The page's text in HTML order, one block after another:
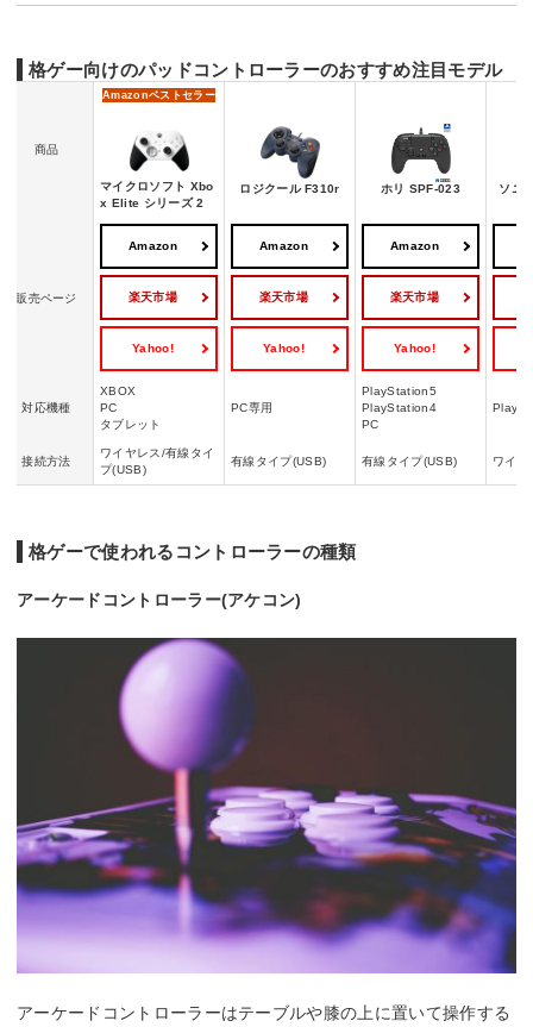
格ゲー向けのパッドコントローラーのおすすめ注目モデル
商品
Amazonベストセラー
マイクロソフト Xbo
x Elite シリーズ 2
ロジクール F310r ホリ SPF-023 ソニ
販売ページ
Amazon
楽天市場
Yahoo!
Amazon
楽天市場
Yahoo!
Amazon
楽天市場
Yahoo!
対応機種
XBOX
PC
タブレット
PC専用
PlayStation5
PlayStation4
PC
接続方法
ワイヤレス/有線タイ
プ(USB)
有線タイプ(USB) 有線タイプ(USB) ワイヤ
格ゲーで使われるコントローラーの種類
アーケードコントローラー(アケコン)
アーケードコントローラーはテーブルや膝の上に置いて操作する